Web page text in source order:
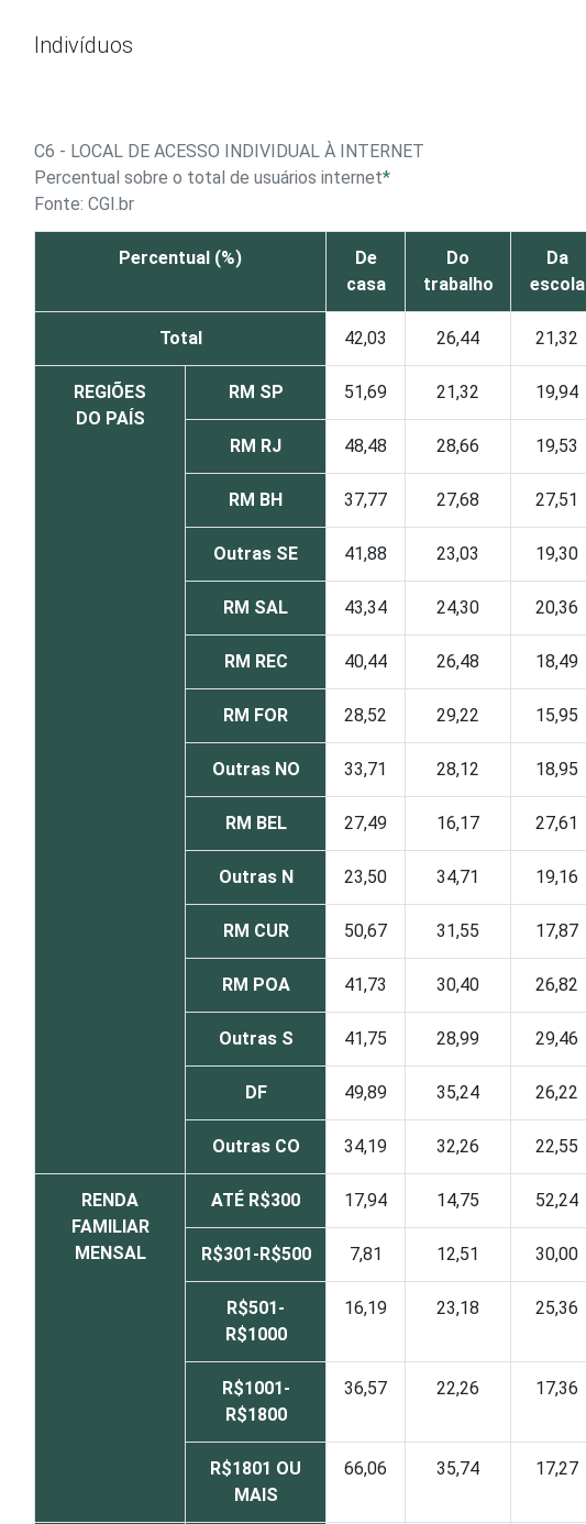
Indivíduos
C6 - LOCAL DE ACESSO INDIVIDUAL À INTERNET
Percentual sobre o total de usuários internet*
Fonte: CGI.br
Percentual (%)
De
casa
Do
trabalho
Da
escola
Total 42,03 26,44 21,32
REGIÕES
DO PAÍS
RM SP 51,69 21,32 19,94
RM RJ 48,48 28,66 19,53
RM BH 37,77 27,68 27,51
Outras SE 41,88 23,03 19,30
RM SAL 43,34 24,30 20,36
RM REC 40,44 26,48 18,49
RM FOR 28,52 29,22 15,95
Outras NO 33,71 28,12 18,95
RM BEL 27,49 16,17 27,61
Outras N 23,50 34,71 19,16
RM CUR 50,67 31,55 17,87
RM POA 41,73 30,40 26,82
Outras S 41,75 28,99 29,46
DF 49,89 35,24 26,22
Outras CO 34,19 32,26 22,55
RENDA
FAMILIAR
MENSAL
ATÉ R$300 17,94 14,75 52,24
R$301-R$500 7,81 12,51 30,00
R$501-
R$1000
16,19 23,18 25,36
R$1001-
R$1800
36,57 22,26 17,36
R$1801 OU
MAIS
66,06 35,74 17,27